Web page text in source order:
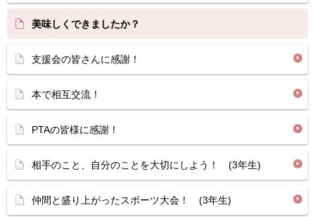
美味しくできましたか？
支援会の皆さんに感謝！
本で相互交流！
PTAの皆様に感謝！
相手のこと、自分のことを大切にしよう！ (3年生)
仲間と盛り上がったスポーツ大会！ (3年生)